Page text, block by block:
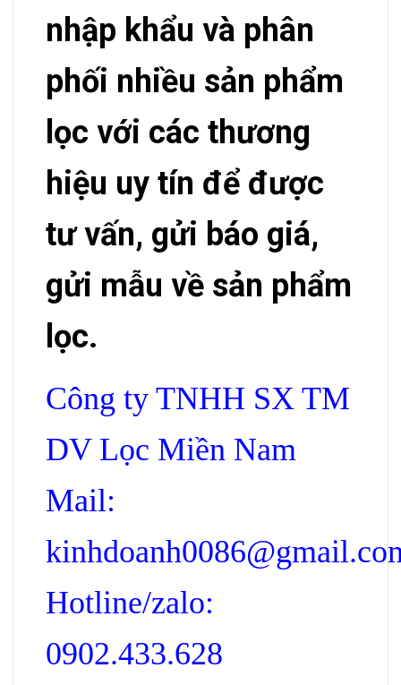
nhập khẩu và phân
phối nhiều sản phẩm
lọc với các thương
hiệu uy tín để được
tư vấn, gửi báo giá,
gửi mẫu về sản phẩm
lọc.
Công ty TNHH SX TM
DV Lọc Miền Nam
Mail:
Hotline/zalo:
0902.433.628